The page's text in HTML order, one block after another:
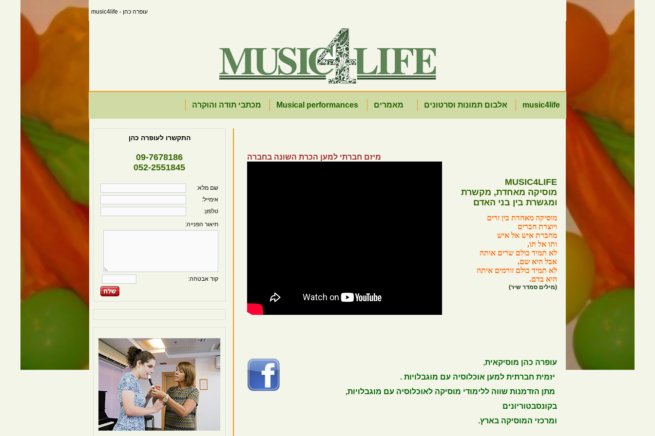
עופרה כהן - music4life
music4life אלבום תמונות וסרטונים מאמרים Musical performances מכתבי תודה והוקרה
MUSIC4LIFE
מוסיקה מאחדת, מקשרת
ומגשרת בין בני האדם
מוסיקה מאחדת בין זרים
ויוצרת חברים
מחברת איש אל איש
ותו אל תו,
לא תמיד כולם שרים אותה
אבל היא שם,
לא תמיד כולם זורמים איתה
היא בדם.
(מילים סמדר שיר)
מיזם חברתי למען הכרת השונה בחברה
עופרה כהן מוסיקאית,
יזמית חברתית למען אוכלוסיה עם מוגבלויות .
מתן הזדמנות שווה ללימודי מוסיקה לאוכלוסיה עם מוגבלויות,
בקונסבטוריונים
ומרכזי המוסיקה בארץ.
התקשרו לעופרה כהן
09-7678186
052-2551845
שם מלא:
אימייל:
טלפון:
תיאור הפנייה:
קוד אבטחה: